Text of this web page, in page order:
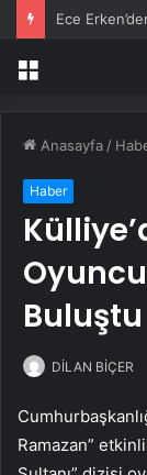
Menü
Anasayfa /
Haber
Buluştu
DİLAN BİÇER
Ramazan”